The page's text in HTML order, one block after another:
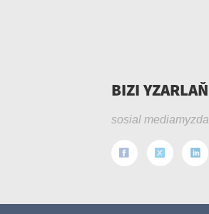
BIZI YZARLAŇ
sosial mediamyzda